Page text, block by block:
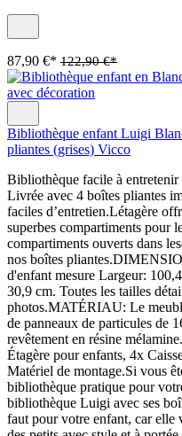
87,90 €* 122,90 €*
Bibliothèque enfant Luigi
pliantes (grises) Vicco
Bibliothèque facile à entretenir
Livrée avec 4 boîtes pliantes
faciles d’entretien.Létagère
superbes compartiments pour
compartiments ouverts dans
nos boîtes
d'enfant mesure Largeur:
30,9 cm. Toutes les tailles
photos.MATÉRIAU: Le
de panneaux de particules de
revêtement en résine
Étagère pour enfants, 4x
Matériel de montage.Si vous
bibliothèque pratique pour
bibliothèque Luigi avec ses
faut pour votre enfant, car elle